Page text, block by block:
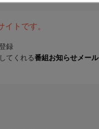
トです。
録
てくれる番組お知らせメール